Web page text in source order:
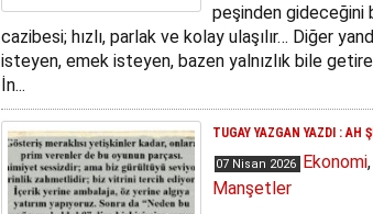
peşinden gideceğini
cazibesi; hızlı, parlak ve kolay ulaşılır… Diğer
isteyen, emek isteyen, bazen yalnızlık bile
İn...
TUGAY YAZGAN YAZDI : AH
07 Nisan 2026 Ekonomi,
Manşetler